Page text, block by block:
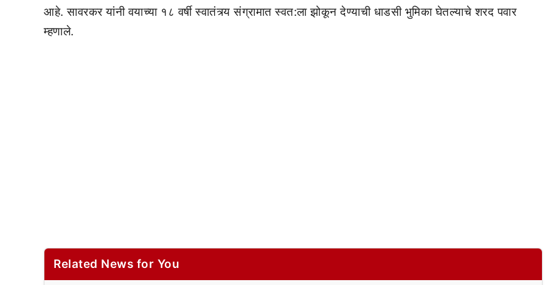
आहे. सावरकर यांनी वयाच्या १८ वर्षी स्वातंत्र्य संग्रामात स्वत:ला झोकून देण्याची धाडसी भुमिका घेतल्याचे शरद पवार
म्हणाले.
Related News for You